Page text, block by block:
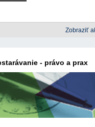
Zobraziť
- právo a prax